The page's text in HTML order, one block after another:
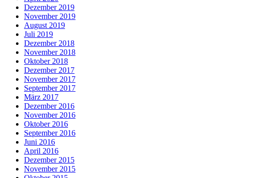
Dezember 2019
November 2019
August 2019
Juli 2019
Dezember 2018
November 2018
Oktober 2018
Dezember 2017
November 2017
September 2017
März 2017
Dezember 2016
November 2016
Oktober 2016
September 2016
Juni 2016
April 2016
Dezember 2015
November 2015